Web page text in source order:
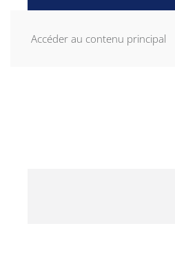
Accéder au contenu principal